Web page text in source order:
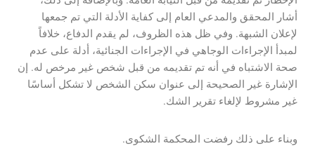
أشار المحقق والمدعي العام إلى كفاية الأدلة التي تم جمعها
لإعلان الشبهة. وفي ظل هذه الظروف، لم يقدم الدفاع، خلافاً
لمبدأ الإجراءات الوجاهي في الإجراءات الجنائية، أدلة على عدم
صحة الاشتباه في أنه تم تقديمه من قبل شخص غير مرخص له. إن
الإشارة غير الصحيحة إلى عنوان سكن الشخص لا تشكل أساسًا
غير مشروط لإلغاء تقرير الشك.
وبناء على ذلك رفضت المحكمة الشكوى.